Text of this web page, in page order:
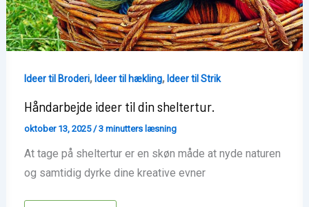
Ideer til Broderi, Ideer til hækling, Ideer til Strik
Håndarbejde ideer til din sheltertur.
oktober 13, 2025 /3 minutters læsning
At tage på sheltertur er en skøn måde at nyde naturen
og samtidig dyrke dine kreative evner